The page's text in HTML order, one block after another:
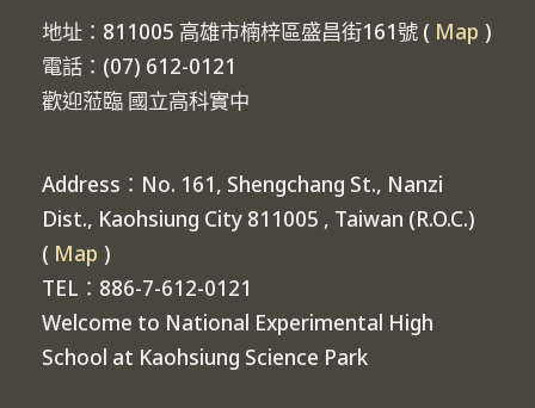
地址：811005 高雄市楠梓區盛昌街161號 ( Map )
電話：(07) 612-0121
歡迎蒞臨 國立高科實中
Address：No. 161, Shengchang St., Nanzi
Dist., Kaohsiung City 811005 , Taiwan (R.O.C.)
( Map )
TEL：886-7-612-0121
Welcome to National Experimental High
School at Kaohsiung Science Park